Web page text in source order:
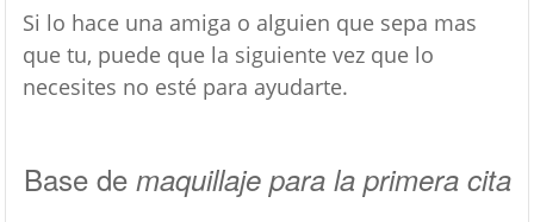
Si lo hace una amiga o alguien que sepa mas
que tu, puede que la siguiente vez que lo
necesites no esté para ayudarte.
Base de maquillaje para la primera cita